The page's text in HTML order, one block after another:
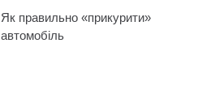
Як правильно «прикурити»
автомобіль